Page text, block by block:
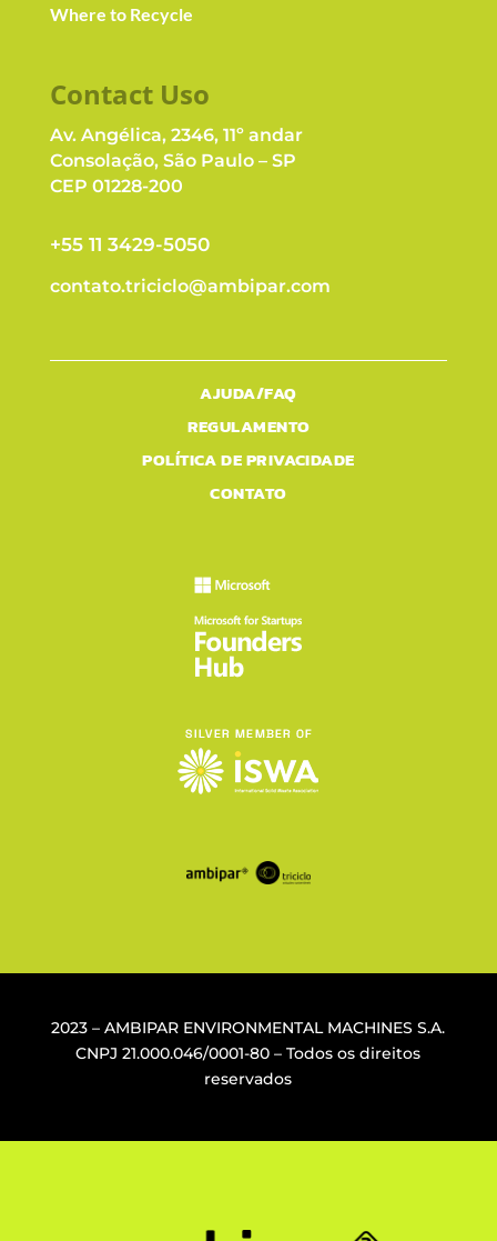
Where to Recycle
Contact Uso
Av. Angélica, 2346, 11º andar
Consolação, São Paulo – SP
CEP 01228-200
+55 11 3429-5050
contato.triciclo@ambipar.com
AJUDA/FAQ
REGULAMENTO
POLÍTICA DE PRIVACIDADE
CONTATO
2023 – AMBIPAR ENVIRONMENTAL MACHINES S.A.
CNPJ21.000.046/0001-80 – Todos os direitos
reservados